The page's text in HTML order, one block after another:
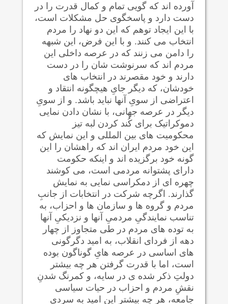
آورده اند که گویی تمام و کمال قدرت را در
دست دارد و پاسخگوی حل مشکلات است،
با این ایجاد توهم که این دو نهاد را مردم
انتخاب می کنند. و با این فرض، این شبهه
را دامن می زنند که در عرصه داخلی این
مردم اند که سرنوشت شان را در دست
دارند و خود مقصرند در انتخاب های
خودشان، که دیگر جایِ هیچگونه انتقاد و
اعتراضی از سویِ آنها نباید باشد. و از سویِ
دیگر در عرصه جهانی، با نشان دادن نمایی
دموکراتیک برای کُند کردن لبه تیز
محکومیت های بین المللی و این نمایش که
این خود مردم ایران اند که راهشان را این
گونه خود برگزیده اند و اینکه حکومت
دارای پشتوانه مردمی است، می کوشند
چهره ای از دمکراسی نمایی به نمایش
گذارند. اگرچه شرکت در انتخابات از جانبِ
مردم و گروه ها و سازمان ها و احزاب، به
تناسب نمایندگیِ مردمیِ آنها و نزدیکیِ آنها
به توده های مردم در طی متجاوز از چهار
دهه از فردای انقلاب، به امید دگرگونی
های اساسی در عرصه هایِ گوناگون بوده
است، اما با قدرت گرفتن هر چه بیشتر
دولتِ ذکر شده ی در سایه، و کمرنگ شدنِ
نقشِ مردم و احزاب در حیات سیاسی
جامعه، هر چه بیشتر این امید به سردی